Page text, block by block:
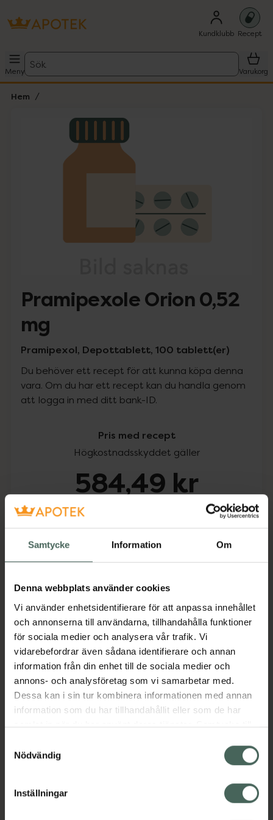
Samtycke Information Om
Denna webbplats använder cookies
Vi använder enhetsidentifierare för att anpassa innehållet
och annonserna till användarna, tillhandahålla funktioner
för sociala medier och analysera vår trafik. Vi
vidarebefordrar även sådana identifierare och annan
information från din enhet till de sociala medier och
annons- och analysföretag som vi samarbetar med.
Dessa kan i sin tur kombinera informationen med annan
information som du har tillhandahållit eller som de har
samlat in när du har använt deras tjänster. Samtycke till
återkalla ditt samtycke via webbplatsens
cookieinställningar. Ett återkallat samtycke påverkar inte
lagligheten av behandling som skett innan återkallelsen.
Nödvändig
Inställningar
Kundklubb Recept
Meny
Sök
Varukorg
Hem
Lista: . Innehåller 1 objekt.
Pramipexole Orion 0,52
mg
Pramipexol, Depottablett, 100 tablett(er)
Du behöver ett recept för att kunna köpa denna
vara. Om du har ett recept kan du handla genom
att logga in med ditt bank-ID.
Pris med recept
Högkostnadsskyddet gäller
584,49 kr
Köp via ditt recept
Aktuella erbjudanden
Beskrivning Dölj
Läs alltid bipacksedeln innan
användning.
EAN:06432100035202
Bipacksedel från FASS Visa